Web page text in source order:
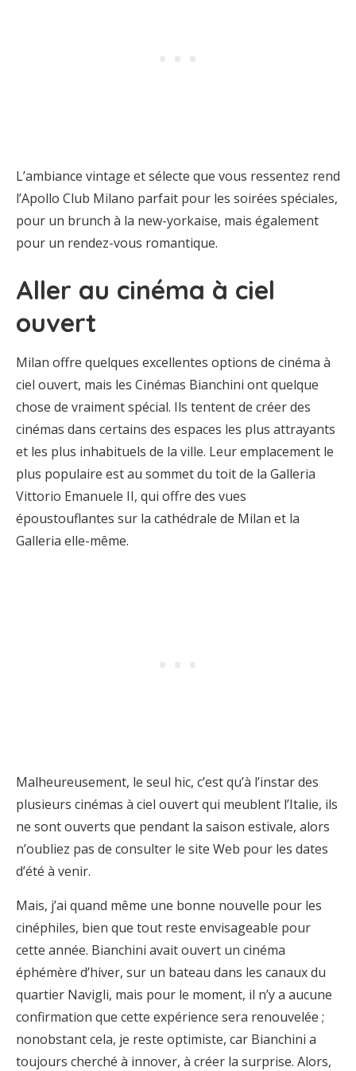
L’ambiance vintage et sélecte que vous ressentez rend
l’Apollo Club Milano parfait pour les soirées spéciales,
pour un brunch à la new-yorkaise, mais également
pour un rendez-vous romantique.
Aller au cinéma à ciel
ouvert
Milan offre quelques excellentes options de cinéma à
ciel ouvert, mais les Cinémas Bianchini ont quelque
chose de vraiment spécial. Ils tentent de créer des
cinémas dans certains des espaces les plus attrayants
et les plus inhabituels de la ville. Leur emplacement le
plus populaire est au sommet du toit de la Galleria
Vittorio Emanuele II, qui offre des vues
époustouflantes sur la cathédrale de Milan et la
Galleria elle-même.
Malheureusement, le seul hic, c’est qu’à l’instar des
plusieurs cinémas à ciel ouvert qui meublent l’Italie, ils
ne sont ouverts que pendant la saison estivale, alors
n’oubliez pas de consulter le site Web pour les dates
d’été à venir.
Mais, j’ai quand même une bonne nouvelle pour les
cinéphiles, bien que tout reste envisageable pour
cette année. Bianchini avait ouvert un cinéma
éphémère d’hiver, sur un bateau dans les canaux du
quartier Navigli, mais pour le moment, il n’y a aucune
confirmation que cette expérience sera renouvelée ;
nonobstant cela, je reste optimiste, car Bianchini a
toujours cherché à innover, à créer la surprise. Alors,